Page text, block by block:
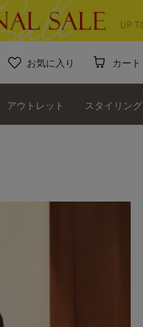
お気に入り カート
アウトレット スタイリング